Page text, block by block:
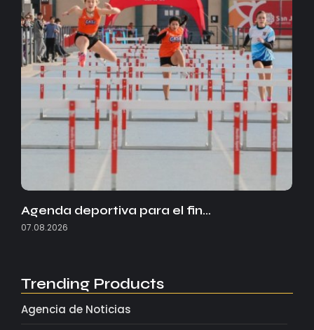
Agenda deportiva para el fin…
07.08.2026
Trending Products
Agencia de Noticias